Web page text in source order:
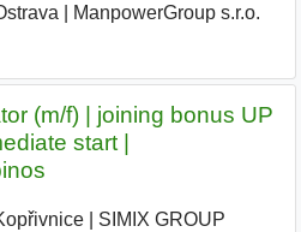
ManpowerGroup s.r.o.
(m/f) | joining bonus UP
start |
| SIMIX GROUP